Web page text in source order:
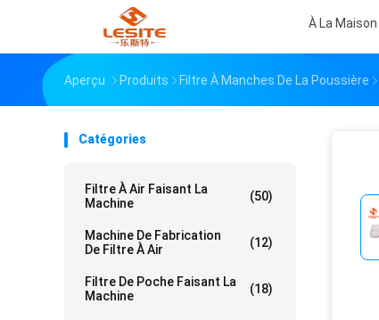
À La Maison
Aperçu Produits Filtre À Manches De La Poussière
Catégories
Filtre À Air Faisant La
Machine
(50)
Machine De Fabrication
De Filtre À Air
(12)
Filtre De Poche Faisant La
Machine
(18)